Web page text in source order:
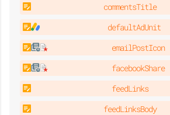
commentsTitle
defaultAdUnit
emailPostIcon
facebookShare
feedLinks
feedLinksBody